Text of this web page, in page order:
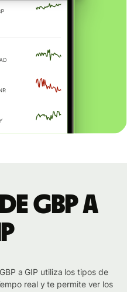
GBP a
a GIP utiliza los tipos de
real y te permite ver los